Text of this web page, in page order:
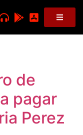
de
pagar
Perez